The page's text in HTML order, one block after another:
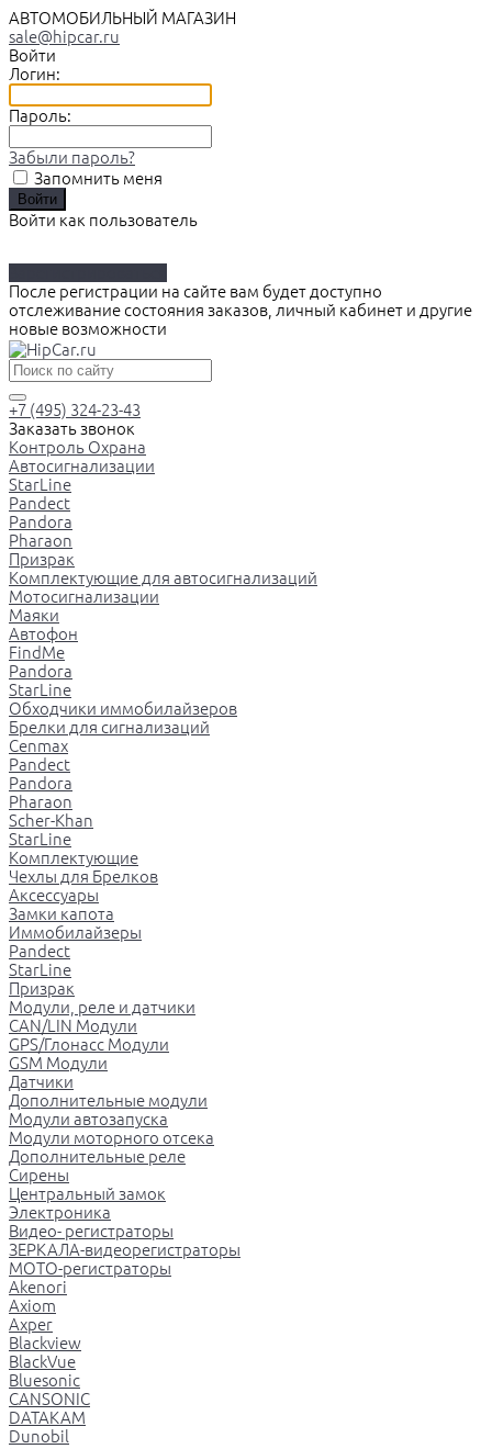
АВТОМОБИЛЬНЫЙ МАГАЗИН
sale@hipcar.ru
Войти
Логин:
Пароль:
Забыли пароль?
Запомнить меня
Войти как пользователь
После регистрации на сайте вам будет доступно
отслеживание состояния заказов, личный кабинет и другие
новые возможности
+7 (495) 324-23-43
Заказать звонок
Контроль Охрана
Автосигнализации
StarLine
Pandect
Pandora
Pharaon
Призрак
Комплектующие для автосигнализаций
Мотосигнализации
Маяки
Автофон
FindMe
Pandora
StarLine
Обходчики иммобилайзеров
Брелки для сигнализаций
Cenmax
Pandect
Pandora
Pharaon
Scher-Khan
StarLine
Комплектующие
Чехлы для Брелков
Аксессуары
Замки капота
Иммобилайзеры
Pandect
StarLine
Призрак
Модули, реле и датчики
CAN/LIN Модули
GPS/Глонасс Модули
GSM Модули
Датчики
Дополнительные модули
Модули автозапуска
Модули моторного отсека
Дополнительные реле
Сирены
Центральный замок
Электроника
Видео- регистраторы
ЗЕРКАЛА-видеорегистраторы
МОТО-регистраторы
Akenori
Axiom
Axper
Blackview
BlackVue
Bluesonic
CANSONIC
DATAKAM
Dunobil